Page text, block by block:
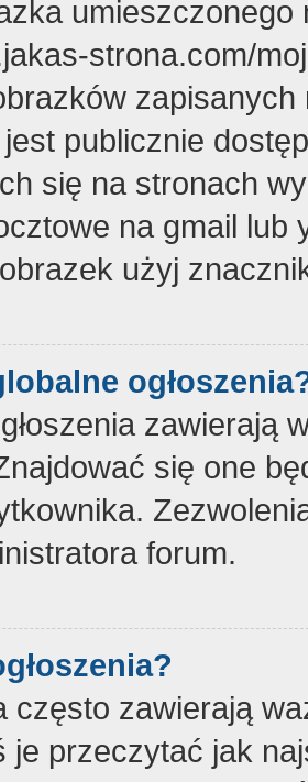
strona.com/
publicznie
się na stronach
na gmail lub
użyj
zawierają
się one
forum.
często zawierają
je przeczytać jak